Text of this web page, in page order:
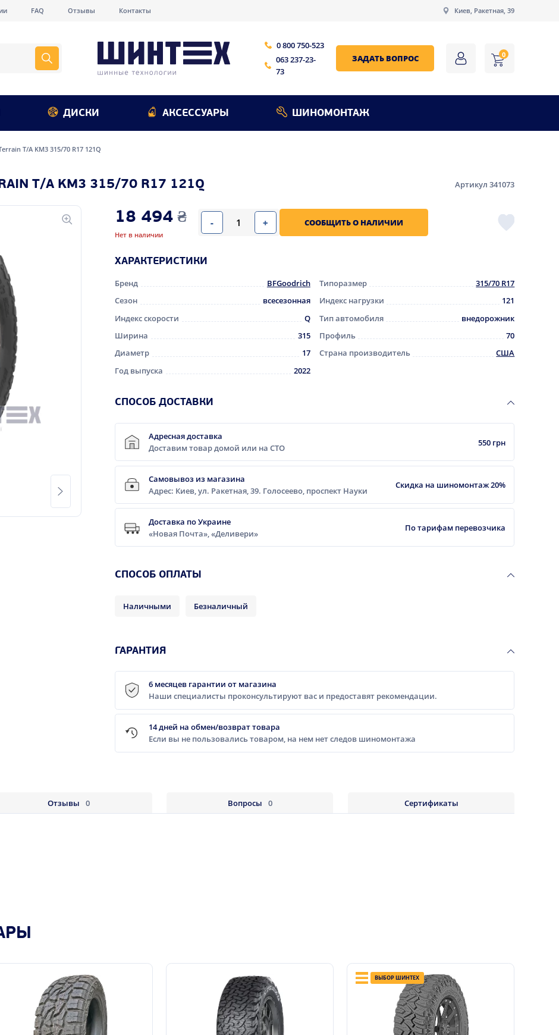
FAQ Отзывы Контакты Киев, Ракетная, 39
0 800 750-523
063 237-23-
73
ЗАДАТЬ ВОПРОС 0
ДИСКИ АКСЕССУАРЫ ШИНОМОНТАЖ
T/A KM3 315/70 R17 121Q
T/A KM3 315/70 R17 121Q
Артикул 341073
18 494 ₴
Нет в наличии
- + СООБЩИТЬ О НАЛИЧИИ
ХАРАКТЕРИСТИКИ
Бренд BFGoodrich Типоразмер
315/70 R17
Сезон
всесезонная Индекс нагрузки
121
Индекс скорости
Q Тип автомобиля
внедорожник
Ширина
315 Профиль
70
Диаметр
17 Страна производитель
США
Год выпуска
2022
CПОСОБ ДОСТАВКИ
Адресная доставка
Доставим товар домой или на СТО
550 грн
Самовывоз из магазина
Адрес: Киев, ул. Ракетная, 39. Голосеево, проспект Науки
Скидка на шиномонтаж 20%
Доставка по Украине
«Новая Почта», «Деливери»
По тарифам перевозчика
CПОСОБ ОПЛАТЫ
Наличными Безналичный
ГАРАНТИЯ
6 месяцев гарантии от магазина
Наши специалисты проконсультируют вас и предоставят рекомендации.
14 дней на обмен/возврат товара
Если вы не пользовались товаром, на нем нет следов шиномонтажа
Отзывы 0 Вопросы 0 Сертификаты
ВЫБОР ШИНТЕХ